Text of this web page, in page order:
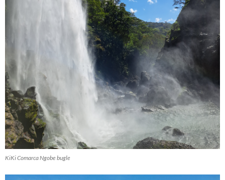
KiKi Comarca Ngobe bugle